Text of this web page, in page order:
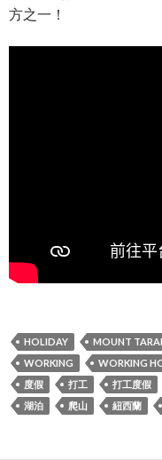
方之一！
HOLIDAY MOUNT
WORKING
WORKING
度假
打工 打工度假
湖泊
爬山 紐西蘭